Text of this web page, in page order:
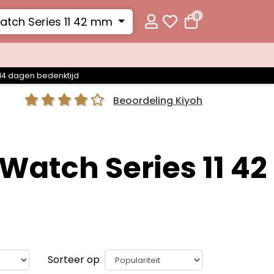
Series 11 42 mm 0
dagen bedenktijd
Beoordeling Kiyoh
Series 11 42
Sorteer op